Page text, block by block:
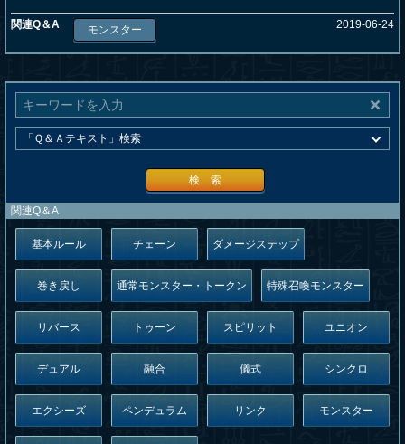
関連Q＆A モンスター 2019-06-24
検 索
関連Q＆A
基本ルール チェーン ダメージステップ
巻き戻し 通常モンスター・トークン 特殊召喚モンスター
リバース トゥーン スピリット ユニオン
デュアル 融合 儀式 シンクロ
エクシーズ ペンデュラム リンク モンスター